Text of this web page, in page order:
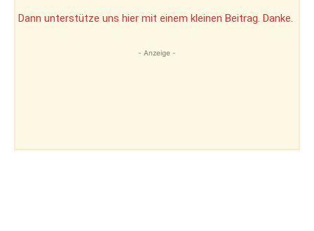
Dann unterstütze uns hier mit einem kleinen Beitrag. Danke.
- Anzeige -